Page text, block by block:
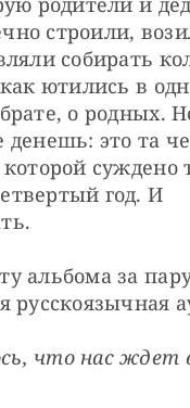
строили,
собирать
ютились в
о родных.
денешь: это та
суждено
год. И
альбома за
русскоязычная
что нас ждет